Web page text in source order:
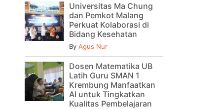
Universitas Ma Chung
dan Pemkot Malang
Perkuat Kolaborasi di
Bidang Kesehatan
By Agus Nur
Dosen Matematika UB
Latih Guru SMAN 1
Krembung Manfaatkan
AI untuk Tingkatkan
Kualitas Pembelajaran